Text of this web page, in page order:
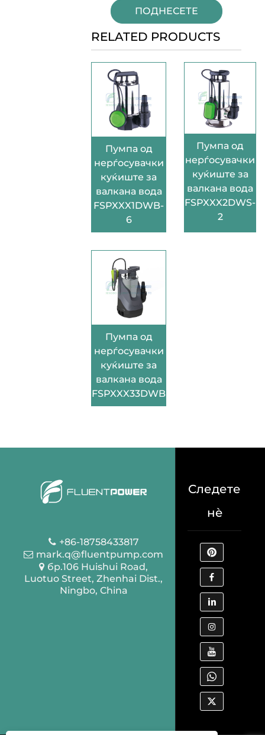
ПОДНЕСЕТЕ
RELATED PRODUCTS
Пумпа од
нерѓосувачки
куќиште за
валкана вода
FSPXXX1DWB-
6
Пумпа од
нерѓосувачки
куќиште за
валкана вода
FSPXXX2DWS-
2
Пумпа од
нерѓосувачки
куќиште за
валкана вода
FSPXXX33DWB
+86-18758433817
mark.q@fluentpump.com
бр.106 Huishui Road,
Luotuo Street, Zhenhai Dist.,
Ningbo, China
Следете
нè